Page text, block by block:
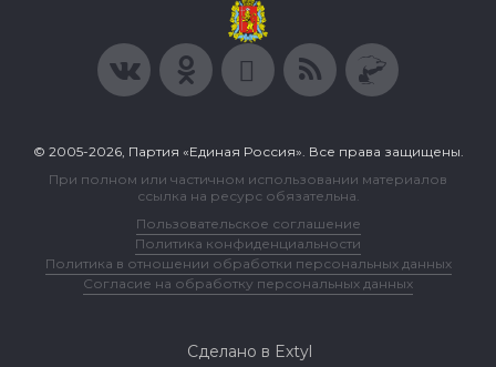
© 2005-2026, Партия «Единая Россия». Все права защищены.
При полном или частичном использовании материалов
ссылка на ресурс обязательна.
Пользовательское соглашение
Политика конфиденциальности
Политика в отношении обработки персональных данных
Согласие на обработку персональных данных
Сделано в Extyl